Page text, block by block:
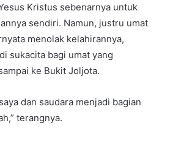
Kristus sebenarnya untuk
sendiri. Namun, justru umat
menolak kelahirannya,
sukacita bagi umat yang
ke Bukit Joljota.
dan saudara menjadi bagian
terangnya.